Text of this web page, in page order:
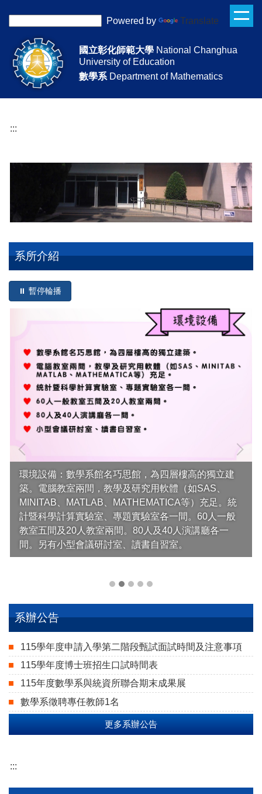
內
Powered by Translate
國立彰化師範大學 National Changhua
University of Education
數學系 Department of Mathematics
:::
系所介紹
⏸ 暫停輪播
環境設備：數學系館名巧思館，為四層樓高的獨立建
築。電腦教室兩間，教學及研究用軟體（如SAS、
MINITAB、MATLAB、MATHEMATICA等）充足。統
計暨科學計算實驗室、專題實驗室各一間。60人一般
教室五間及20人教室兩間。80人及40人演講廳各一
間。另有小型會議研討室、讀書自習室。
系辦公告
115學年度申請入學第二階段甄試面試時間及注意事項
115學年度博士班招生口試時間表
115年度數學系與統資所聯合期末成果展
數學系徵聘專任教師1名
更多系辦公告
:::